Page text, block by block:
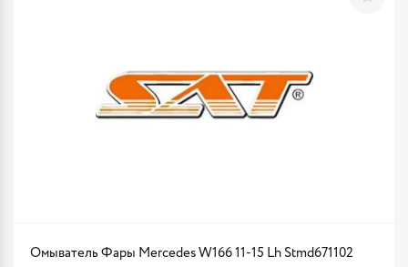
Омыватель Фары Mercedes W166 11-15 Lh Stmd671102